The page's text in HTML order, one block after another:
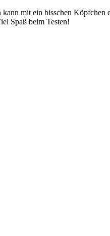
mit ein bisschen
Spaß beim Testen!